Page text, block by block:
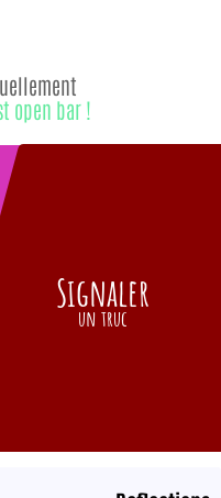
open bar !
Signaler
un truc